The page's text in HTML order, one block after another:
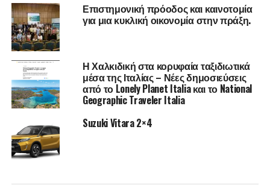
Επομένως, μια γενική υπόθεση είναι πως ψηλά επίπεδα
TSH δείχνουν ότι ο θυρεοειδής δεν παράγει αρκετή
θυρεοειδική ορμόνη (πρωτογενής υποθυρεοειδισμός) και
πως χαμηλά επίπεδα TSH δείχνουν ότι ο θυρεοειδής
παράγει πάρα πολύ θυρεοειδική ορμόνη
(υπερθυρεοειδισμός). Tα κυριότερα συμπτώματα του
ξηροδερμία και κατάθλιψη, ενώ του δεύτερου νευρικότητα,
ακούσιο αδυνάτισμα, ταχυπαλμία και συναισθηματική
αστάθεια.
Ακόμη, μια δυσλειτουργία του θυρεοειδή αδένα, εκτός του
Επιστημονική πρόοδος και καινοτομία
για μια κυκλική οικονομία στην πράξη.
Η Χαλκιδική στα κορυφαία ταξιδιωτικά
μέσα της Ιταλίας – Νέες δημοσιεύσεις
από το Lonely Planet Italia και το National
Geographic Traveler Italia
Suzuki Vitara 2×4